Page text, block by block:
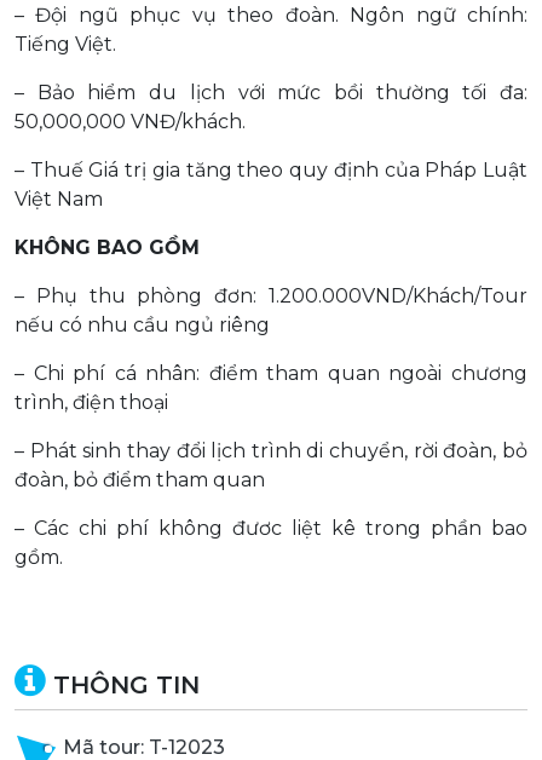
– Đội ngũ phục vụ theo đoàn. Ngôn ngữ chính:
Tiếng Việt.
– Bảo hiểm du lịch với mức bồi thường tối đa:
50,000,000 VNĐ/khách.
– Thuế Giá trị gia tăng theo quy định của Pháp Luật
Việt Nam
KHÔNG BAO GỒM
– Phụ thu phòng đơn: 1.200.000VND/Khách/Tour
nếu có nhu cầu ngủ riêng
– Chi phí cá nhân: điểm tham quan ngoài chương
trình, điện thoại
– Phát sinh thay đổi lịch trình di chuyển, rời đoàn, bỏ
đoàn, bỏ điểm tham quan
– Các chi phí không đươc liệt kê trong phần bao
gồm.
THÔNG TIN
Mã tour: T-12023